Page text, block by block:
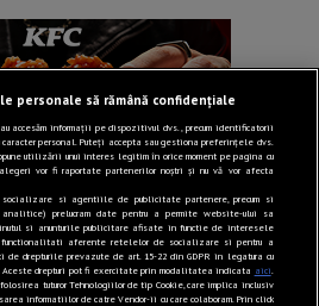
personale să rămână confidențiale
accesăm informații pe dispozitivul dvs., precum identificatorii
caracter personal. Puteți accepta sau gestiona preferințele dvs.
utilizării unui interes legitim în orice moment pe pagina cu
vor fi raportate partenerilor noștri și nu vă vor afecta
si agentiile de publicitate partenere, precum si
prelucram date pentru a permite website-ului sa
si anunturile publicitare afisate in functie de interesele
aferente retelelor de socializare si pentru a
drepturile prevazute de art. 15-22 din GDPR in legatura cu
Aceste drepturi pot fi exercitate prin modalitatea indicata aici.
folosirea tuturor Tehnologiilor de tip Cookie, care implica inclusiv
informatiilor de catre Vendor-ii cu care colaboram. Prin click